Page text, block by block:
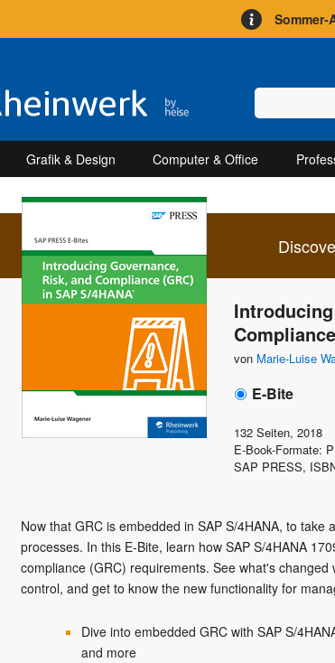
Grafik & Design Computer & Office
von Marie-Luise
E-Bite
132 Seiten, 2018
E-Book-Formate:
SAP PRESS,
Now that GRC is embedded in SAP S/4HANA, to take
processes. In this E-Bite, learn how SAP S/4HANA
compliance (GRC) requirements. See what's
control, and get to know the new functionality for
Dive into embedded GRC with SAP S/
and more